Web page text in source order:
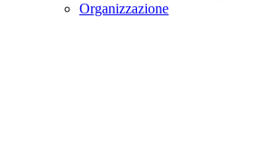
Organizzazione